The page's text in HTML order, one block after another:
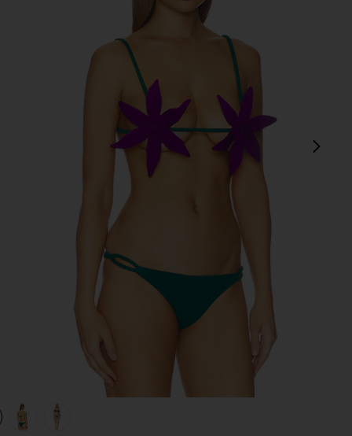
view 1 of 4 TOP BIKINI PETAL in Ultraviolet & Emerald